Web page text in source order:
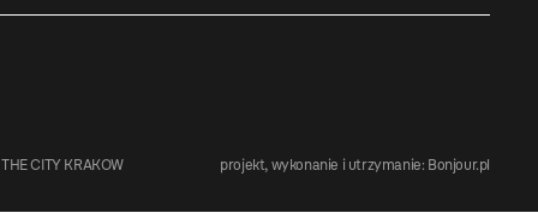
CITY KRAKOW projekt, wykonanie i utrzymanie: Bonjour.pl